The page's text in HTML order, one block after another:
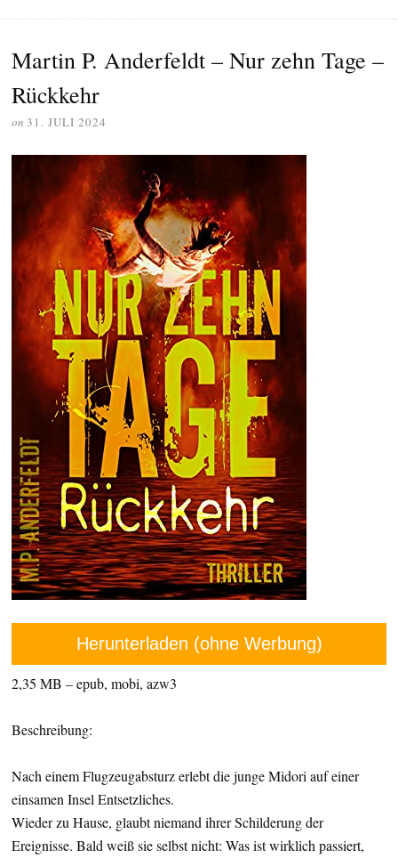
Martin P. Anderfeldt – Nur zehn Tage –
Rückkehr
on 31. JULI 2024
Herunterladen (ohne Werbung)
2,35 MB – epub, mobi, azw3
Beschreibung:
Nach einem Flugzeugabsturz erlebt die junge Midori auf einer
einsamen Insel Entsetzliches.
Wieder zu Hause, glaubt niemand ihrer Schilderung der
Ereignisse. Bald weiß sie selbst nicht: Was ist wirklich passiert,